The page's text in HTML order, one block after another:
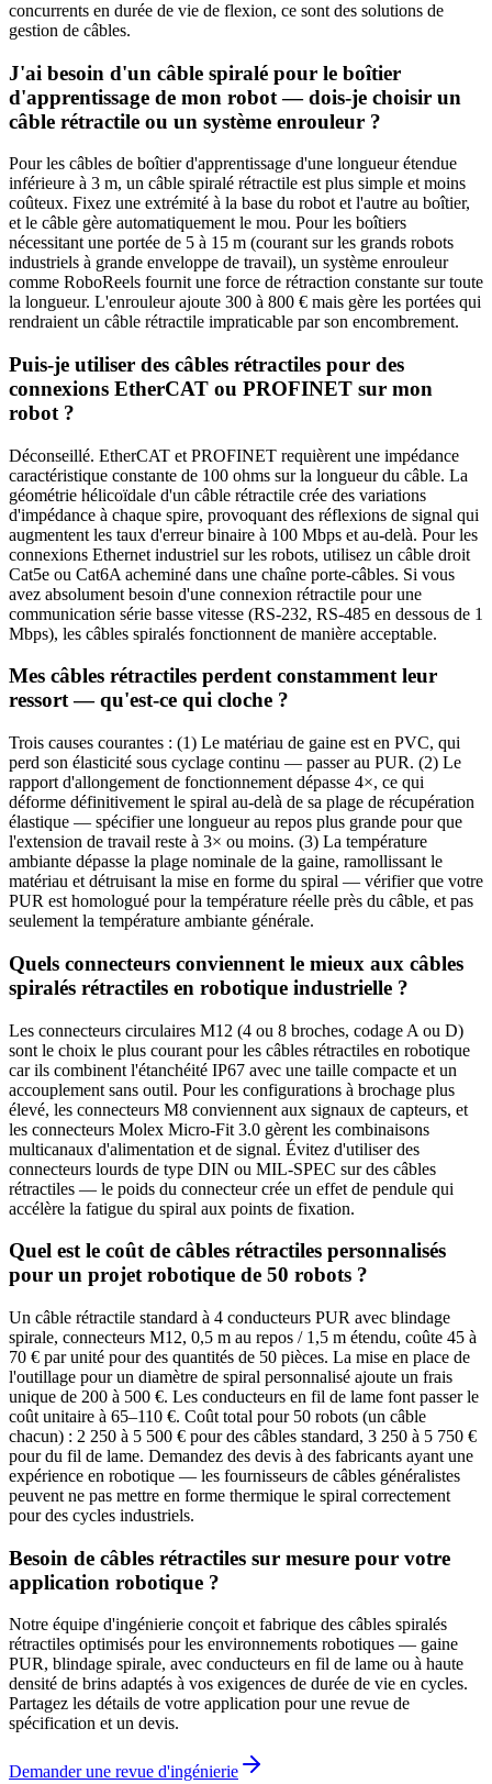
concurrents en durée de vie de flexion, ce sont des solutions de
gestion de câbles.
J'ai besoin d'un câble spiralé pour le boîtier
d'apprentissage de mon robot — dois-je choisir un
câble rétractile ou un système enrouleur ?
Pour les câbles de boîtier d'apprentissage d'une longueur étendue
inférieure à 3 m, un câble spiralé rétractile est plus simple et moins
coûteux. Fixez une extrémité à la base du robot et l'autre au boîtier,
et le câble gère automatiquement le mou. Pour les boîtiers
nécessitant une portée de 5 à 15 m (courant sur les grands robots
industriels à grande enveloppe de travail), un système enrouleur
comme RoboReels fournit une force de rétraction constante sur toute
la longueur. L'enrouleur ajoute 300 à 800 € mais gère les portées qui
rendraient un câble rétractile impraticable par son encombrement.
Puis-je utiliser des câbles rétractiles pour des
connexions EtherCAT ou PROFINET sur mon
robot ?
Déconseillé. EtherCAT et PROFINET requièrent une impédance
caractéristique constante de 100 ohms sur la longueur du câble. La
géométrie hélicoïdale d'un câble rétractile crée des variations
d'impédance à chaque spire, provoquant des réflexions de signal qui
augmentent les taux d'erreur binaire à 100 Mbps et au-delà. Pour les
connexions Ethernet industriel sur les robots, utilisez un câble droit
Cat5e ou Cat6A acheminé dans une chaîne porte-câbles. Si vous
avez absolument besoin d'une connexion rétractile pour une
communication série basse vitesse (RS-232, RS-485 en dessous de 1
Mbps), les câbles spiralés fonctionnent de manière acceptable.
Mes câbles rétractiles perdent constamment leur
ressort — qu'est-ce qui cloche ?
Trois causes courantes : (1) Le matériau de gaine est en PVC, qui
perd son élasticité sous cyclage continu — passer au PUR. (2) Le
rapport d'allongement de fonctionnement dépasse 4×, ce qui
déforme définitivement le spiral au-delà de sa plage de récupération
élastique — spécifier une longueur au repos plus grande pour que
l'extension de travail reste à 3× ou moins. (3) La température
ambiante dépasse la plage nominale de la gaine, ramollissant le
matériau et détruisant la mise en forme du spiral — vérifier que votre
PUR est homologué pour la température réelle près du câble, et pas
seulement la température ambiante générale.
Quels connecteurs conviennent le mieux aux câbles
spiralés rétractiles en robotique industrielle ?
Les connecteurs circulaires M12 (4 ou 8 broches, codage A ou D)
sont le choix le plus courant pour les câbles rétractiles en robotique
car ils combinent l'étanchéité IP67 avec une taille compacte et un
accouplement sans outil. Pour les configurations à brochage plus
élevé, les connecteurs M8 conviennent aux signaux de capteurs, et
les connecteurs Molex Micro-Fit 3.0 gèrent les combinaisons
multicanaux d'alimentation et de signal. Évitez d'utiliser des
connecteurs lourds de type DIN ou MIL-SPEC sur des câbles
rétractiles — le poids du connecteur crée un effet de pendule qui
accélère la fatigue du spiral aux points de fixation.
Quel est le coût de câbles rétractiles personnalisés
pour un projet robotique de 50 robots ?
Un câble rétractile standard à 4 conducteurs PUR avec blindage
spirale, connecteurs M12, 0,5 m au repos / 1,5 m étendu, coûte 45 à
70 € par unité pour des quantités de 50 pièces. La mise en place de
l'outillage pour un diamètre de spiral personnalisé ajoute un frais
unique de 200 à 500 €. Les conducteurs en fil de lame font passer le
coût unitaire à 65–110 €. Coût total pour 50 robots (un câble
chacun) : 2 250 à 5 500 € pour des câbles standard, 3 250 à 5 750 €
pour du fil de lame. Demandez des devis à des fabricants ayant une
expérience en robotique — les fournisseurs de câbles généralistes
peuvent ne pas mettre en forme thermique le spiral correctement
pour des cycles industriels.
Besoin de câbles rétractiles sur mesure pour votre
application robotique ?
Notre équipe d'ingénierie conçoit et fabrique des câbles spiralés
rétractiles optimisés pour les environnements robotiques — gaine
PUR, blindage spirale, avec conducteurs en fil de lame ou à haute
densité de brins adaptés à vos exigences de durée de vie en cycles.
Partagez les détails de votre application pour une revue de
spécification et un devis.
Demander une revue d'ingénierie